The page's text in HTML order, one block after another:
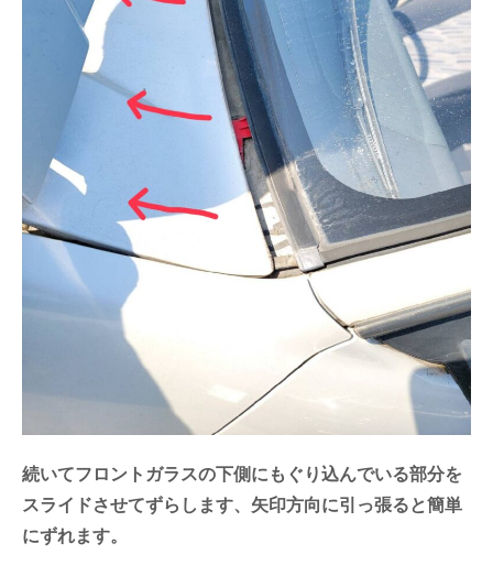
続いてフロントガラスの下側にもぐり込んでいる部分を
スライドさせてずらします、矢印方向に引っ張ると簡単
にずれます。